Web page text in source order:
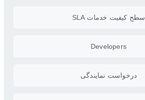
سطح کیفیت خدمات SLA
Developers
درخواست نمایندگی